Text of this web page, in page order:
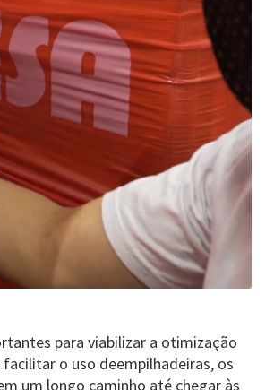
para viabilizar a otimização
o uso deempilhadeiras, os
um longo caminho até chegar às